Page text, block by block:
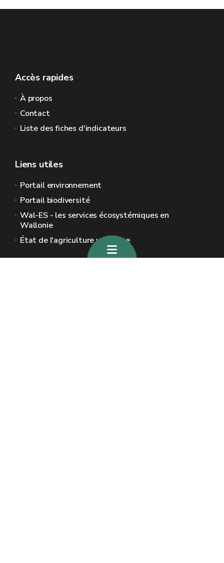
Accès rapides
À propos
Contact
Liste des fiches d'indicateurs
Liens utiles
Portail environnement
Portail biodiversité
Wal-ES - les services écosystémiques en
Wallonie
État de l'agriculture wallonne